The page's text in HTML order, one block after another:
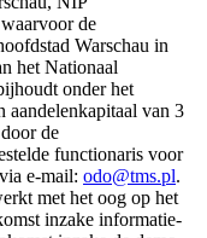
de
Warschau in
het Nationaal
onder het
aandelenkapitaal van 3
de
functionaris voor
e-mail: odo@tms.pl.
met het oog op het
inzake informatie-